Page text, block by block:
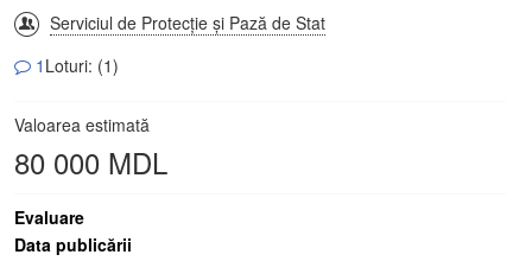
Serviciul de Protecție și Pază de Stat
1 Loturi: (1)
Valoarea estimată
80 000 MDL
Evaluare
Data publicării